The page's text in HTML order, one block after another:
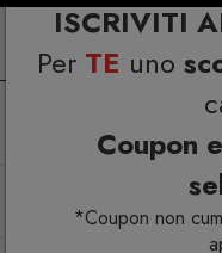
ISCRIVITI
Per TE uno
Coupon
*Coupon non